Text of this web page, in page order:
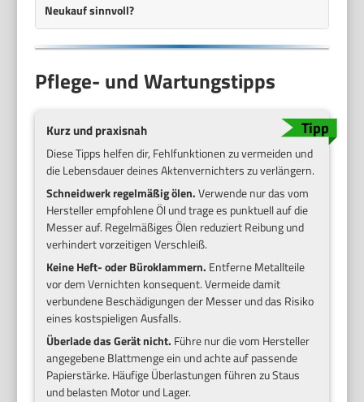
Neukauf sinnvoll?
Pflege- und Wartungstipps
Kurz und praxisnah
Diese Tipps helfen dir, Fehlfunktionen zu vermeiden und
die Lebensdauer deines Aktenvernichters zu verlängern.
Schneidwerk regelmäßig ölen.Verwende nur das vom
Hersteller empfohlene Öl und trage es punktuell auf die
Messer auf. Regelmäßiges Ölen reduziert Reibung und
verhindert vorzeitigen Verschleiß.
Keine Heft- oder Büroklammern. Entferne Metallteile
vor dem Vernichten konsequent. Vermeide damit
verbundene Beschädigungen der Messer und das Risiko
eines kostspieligen Ausfalls.
Überlade das Gerät nicht. Führe nur die vom Hersteller
angegebene Blattmenge ein und achte auf passende
Papierstärke. Häufige Überlastungen führen zu Staus
und belasten Motor und Lager.